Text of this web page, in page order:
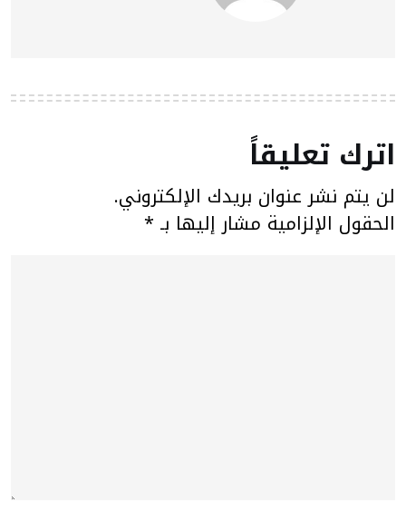
اترك تعليقاً
لن يتم نشر عنوان بريدك الإلكتروني.
الحقول الإلزامية مشار إليها بـ *